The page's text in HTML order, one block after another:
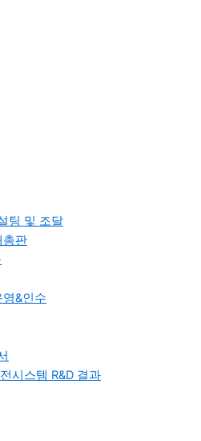
팅 및 조달
총판
&인수
시스템 R&D 결과